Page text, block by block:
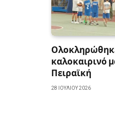
καλοκαιρινό
Πειραϊκή
28 ΙΟΥΛΊΟΥ 2026